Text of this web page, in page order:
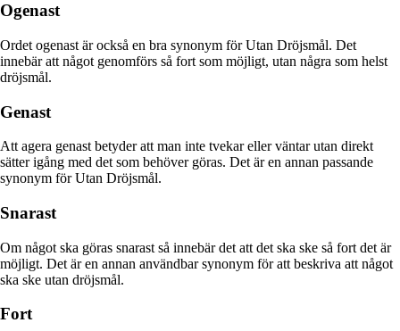
Ogenast
Ordet ogenast är också en bra synonym för Utan Dröjsmål. Det
innebär att något genomförs så fort som möjligt, utan några som helst
dröjsmål.
Genast
Att agera genast betyder att man inte tvekar eller väntar utan direkt
sätter igång med det som behöver göras. Det är en annan passande
synonym för Utan Dröjsmål.
Snarast
Om något ska göras snarast så innebär det att det ska ske så fort det är
möjligt. Det är en annan användbar synonym för att beskriva att något
ska ske utan dröjsmål.
Fort